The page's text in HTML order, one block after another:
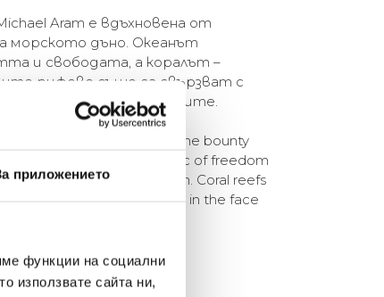
приложението
функции на социални
използвате сайта ни,
Aram е вдъхновена от
морското дъно. Океанът
и свободата, а коралът –
рифове също са свързват с
и убежище сред промените.
Aram is inspired by the bounty
floor. The ocean is symbolic of freedom
renewal and strength. Coral reefs
transformation, and refuge in the face